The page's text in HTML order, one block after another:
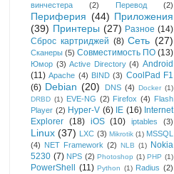
винчестера
(2) Перевод (2)
Периферия (44) Приложения
(39) Принтеры (27) Разное (14)
Сброс картриджей (8) Сеть (27)
Сканеры (5) Совместимость ПО (13)
Юмор (3) Active Directory (4) Android
(11) Apache (4) BIND (3) CoolPad F1
(6) Debian (20) DNS (4) Docker (1)
DRBD (1) EVE-NG (2) Firefox (4)
Flash
Player (2) Hyper-V (6) IE (16) Internet
Explorer (18) iOS (10) iptables (3)
Linux (37) LXC (3) Mikrotik (1) MSSQL
(4) NET Framework (2) NLB (1)
Nokia
5230 (7) NPS (2) Photoshop (1) PHP (1)
PowerShell (11) Python (1) Radius (2)